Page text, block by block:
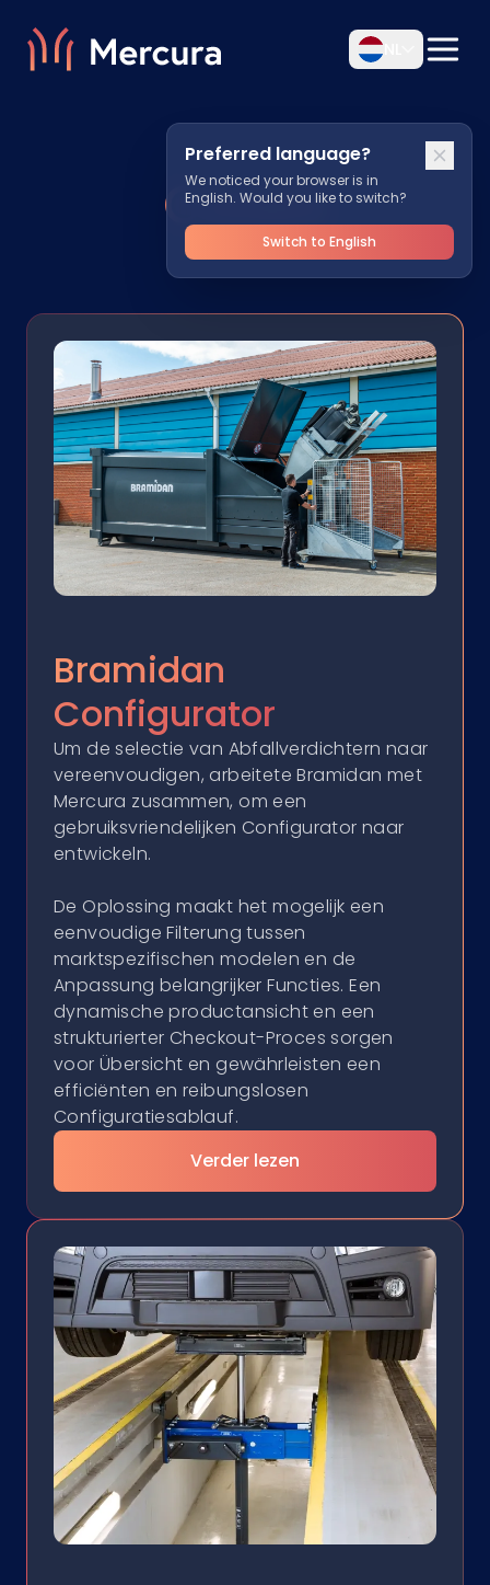
Preferred language?
We noticed your browser is in
English. Would you like to switch?
Switch to English
Cases
Bramidan
Configurator
Um de selectie van Abfallverdichtern naar
vereenvoudigen, arbeitete Bramidan met
Mercura zusammen, om een
gebruiksvriendelijken Configurator naar
entwickeln.
De Oplossing maakt het mogelijk een
eenvoudige Filterung tussen
marktspezifischen modelen en de
Anpassung belangrijker Functies. Een
dynamische productansicht en een
strukturierter Checkout-Proces sorgen
voor Übersicht en gewährleisten een
efficiënten en reibungslosen
Configuratiesablauf.
Verder lezen